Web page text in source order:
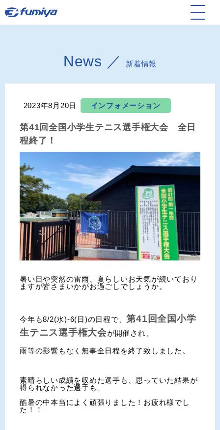
News ／ 新着情報
2023年8月20日 インフォメーション
第41回全国小学生テニス選手権大会 全日
程終了！
暑い日や突然の雷雨、夏らしいお天気が続いており
ますが皆さまいかがお過ごしでしょうか。
今年も8/2(水)-6(日)の日程で、第41回全国小学
生テニス選手権大会が開催され、
雨等の影響もなく無事全日程を終了致しました。
素晴らしい成績を収めた選手も、思っていた結果が
得られなかった選手も、
酷暑の中本当によく頑張りました！お疲れ様でし
た！！